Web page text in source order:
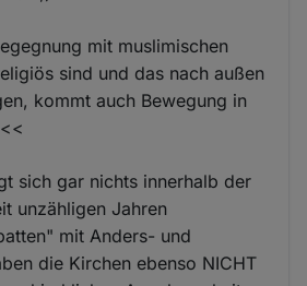
mit muslimischen
sind und das nach außen
kommt auch Bewegung in
sich gar nichts innerhalb der
unzähligen Jahren
mit Anders- und
die Kirchen ebenso NICHT